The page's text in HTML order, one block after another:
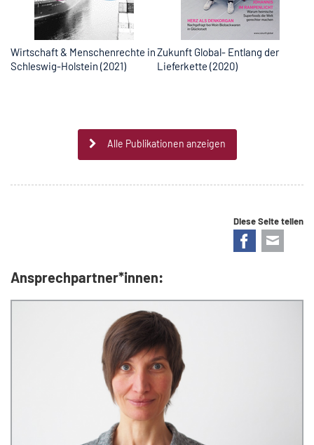
Wirtschaft & Menschenrechte in
Schleswig-Holstein (2021)
Zukunft Global- Entlang der
Lieferkette (2020)
Alle Publikationen anzeigen
Diese Seite teilen
Facebook
Ansprechpartner*innen: